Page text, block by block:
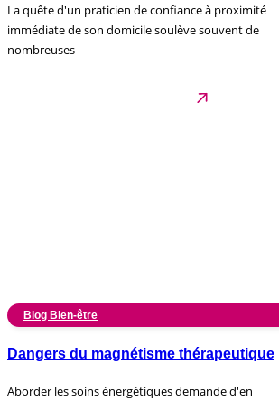
La quête d'un praticien de confiance à proximité
immédiate de son domicile soulève souvent de
nombreuses
Blog Bien-être
Dangers du magnétisme thérapeutique
Aborder les soins énergétiques demande d'en